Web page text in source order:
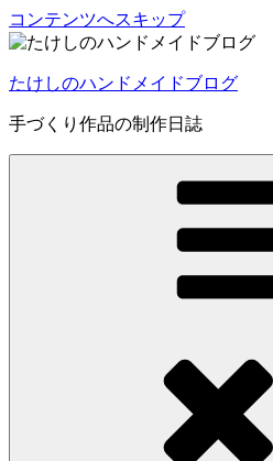
コンテンツへスキップ
たけしのハンドメイドブログ
手づくり作品の制作日誌